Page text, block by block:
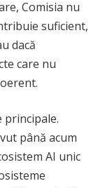
Comisia nu
suficient,
dacă
care nu
principale.
până acum
AI unic